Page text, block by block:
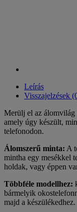
Leírás
Visszajelzések
Merülj el az álomvilág
amely úgy készült,
telefonodon.
Álomszerű minta: A
mintha egy mesékkel
holdak, vagy éppen
Többféle modellhez:
bármelyik
majd a készülékedhez.